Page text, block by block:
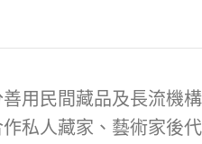
用民間藏品及長流機
私人藏家、藝術家後